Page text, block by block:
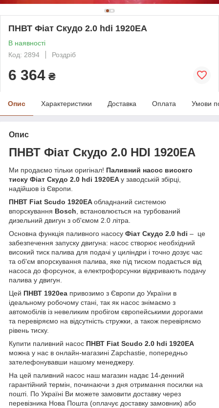
ПНВТ Фіат Скудо 2.0 hdi 1920EA
В наявності
Код: 2894
Роздріб
6 364 ₴
Опис Характеристики Доставка Оплата Умови
Опис
ПНВТ Фіат Скудо 2.0 HDI 1920EA
Ми продаємо тільки оригінал! Паливний насос високго
тиску Фіат Скудо 2.0 hdi 1920EAу заводській збірці,
надійшов із Європи.
ПНВТ Fiat Scudo 1920EAобладнаний системою
впорскування Bosch, встановлюється на турбований
дизельний двигун з об'ємом 2.0 літра.
Основна функція паливного насосу Фіат Скудо 2.0 hdi – це
забезпечення запуску двигуна: насос створює необхідний
високий тиск палива для подачі у циліндри і точно дозує час
та об'єм впорскування палива, яке під тиском подається від
насоса до форсунок, а електрофорсунки відкривають подачу
палива у двигун.
Цей ПНВТ 1920ea привозимо з Європи до України в
ідеальному робочому стані, так як насос знімаємо з
автомобілів із невеликим пробігом європейськими дорогами
та перевіряємо на відсутність стружки, а також перевіряємо
рівень тиску.
Купити паливний насос ПНВТ Fiat Scudo 2.0 hdi 1920EA
можна у нас в онлайн-магазині Zapchastie, попередньо
зателефонувавши нашому менеджеру.
На цей паливний насос наш магазин надає 14-денний
гарантійний термін, починаючи з дня отримання посилки на
пошті. По Україні Ви можете замовити доставку через
перевізника Нова Пошта (оплачує доставку замовник) або